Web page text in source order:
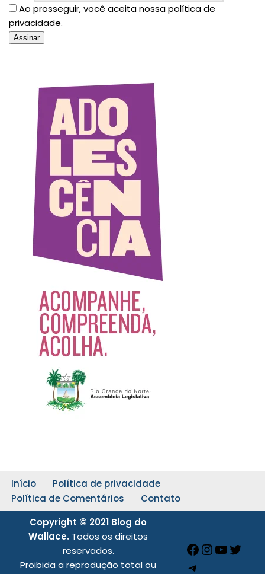
Ao prosseguir, você aceita nossa política de
privacidade.
Início
Política de privacidade
Política de Comentários
Contato
Copyright © 2021 Blog do
Wallace. Todos os direitos
reservados.
Proibida a reprodução total ou